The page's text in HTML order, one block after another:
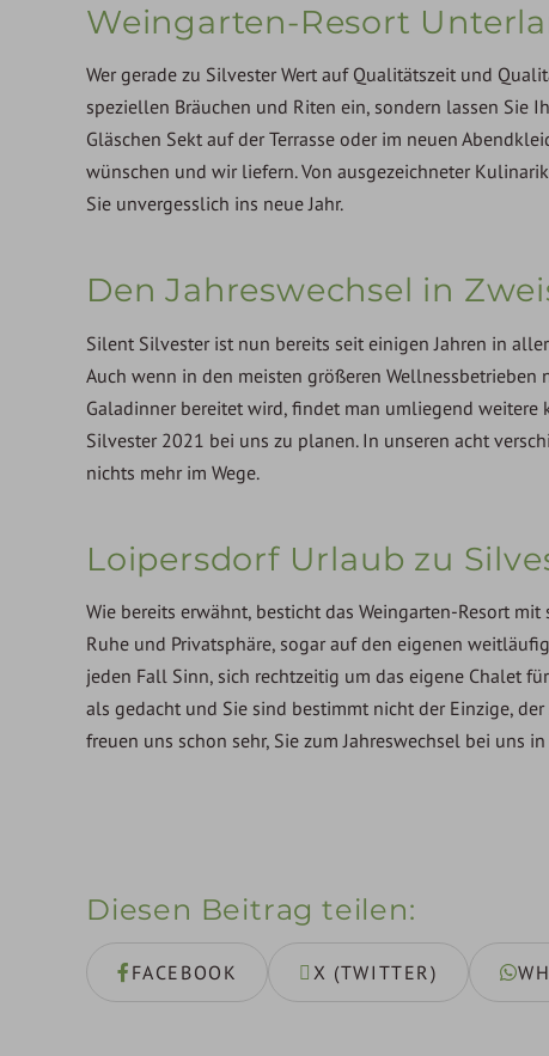
Weingarten-Resort
Wer gerade zu Silvester Wert auf Qualitätszeit und
speziellen Bräuchen und Riten ein, sondern lassen Sie
Gläschen Sekt auf der Terrasse oder im neuen
wünschen und wir liefern. Von ausgezeichneter
Sie unvergesslich ins neue Jahr.
Den Jahreswechsel in
Silent Silvester ist nun bereits seit einigen Jahren in
Auch wenn in den meisten größeren
Galadinner bereitet wird, findet man umliegend
Silvester 2021 bei uns zu planen. In unseren acht
nichts mehr im Wege.
Loipersdorf Urlaub zu
Wie bereits erwähnt, besticht das Weingarten-Resort
Ruhe und Privatsphäre, sogar auf den eigenen
jeden Fall Sinn, sich rechtzeitig um das eigene Chalet
als gedacht und Sie sind bestimmt nicht der Einzige,
freuen uns schon sehr, Sie zum Jahreswechsel bei uns
Diesen Beitrag teilen
FACEBOOK X (TWITTER)